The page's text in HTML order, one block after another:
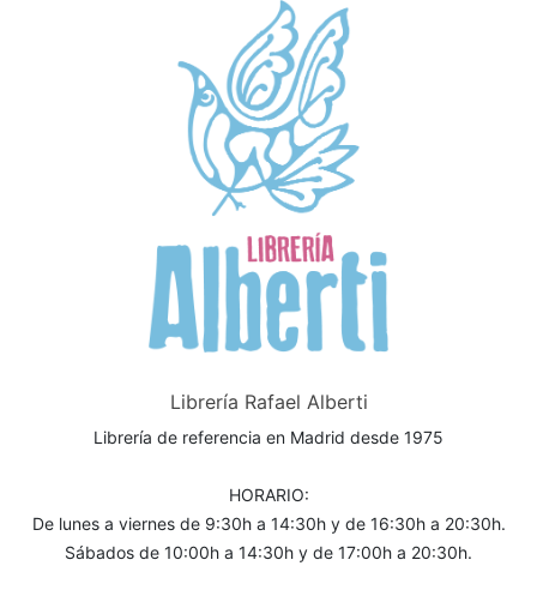
Librería Rafael Alberti
Librería de referencia en Madrid desde 1975
HORARIO:
De lunes a viernes de 9:30h a 14:30h y de 16:30h a 20:30h.
Sábados de 10:00h a 14:30h y de 17:00h a 20:30h.